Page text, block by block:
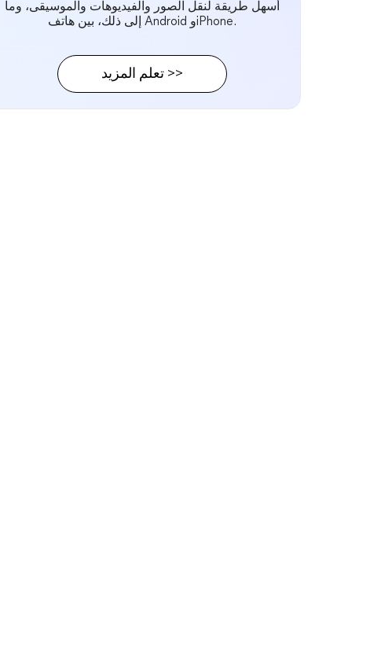
أسهل طريقة لنقل الصور والفيديوهات والموسيقى، وما
إلى ذلك، بين هاتف Android وiPhone.
تعلم المزيد >>